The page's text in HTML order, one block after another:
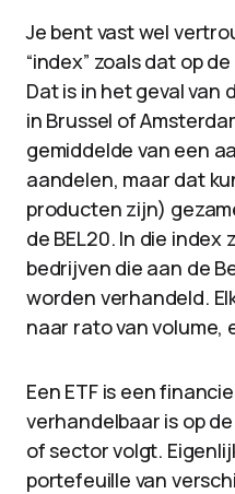
Je bent vast wel
“index” zoals dat op
Dat is in het geval van
in Brussel of
gemiddelde van een
aandelen, maar dat
producten zijn)
de BEL20. In die
bedrijven die aan de
worden verhandeld.
naar rato van volume,
Een ETF is een
verhandelbaar is op
of sector volgt.
portefeuille van